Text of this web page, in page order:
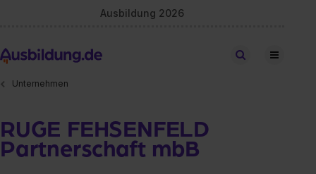
Ausbildung 2026
Stellen finden
Unternehmen
RUGE FEHSENFELD
Partnerschaft mbB